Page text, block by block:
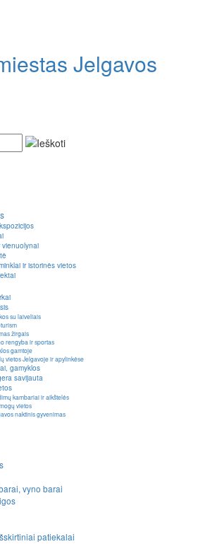
Jelgavos
vienuolynai
ir istorinės vietos
su laiveliais
žirgais
rengyba ir sportas
gamtoje
vietos Jelgavoje ir apylinkėse
gamyklos
savijauta
kambariai ir aikštelės
vietos
naktinis gyvenimas
vyno barai
patiekalai